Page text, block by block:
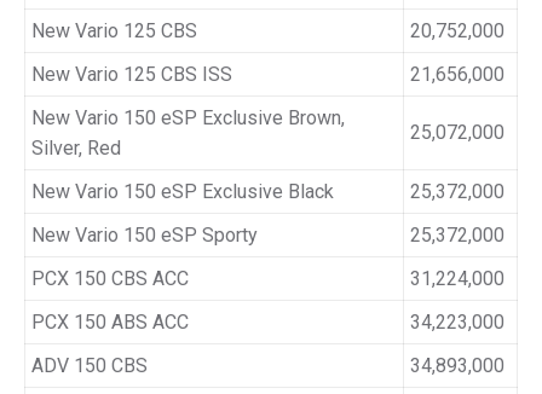
New Vario 125 CBS
20,752,000
New Vario 125 CBS ISS
21,656,000
New Vario 150 eSP Exclusive Brown,
Silver, Red
25,072,000
New Vario 150 eSP Exclusive Black
25,372,000
New Vario 150 eSP Sporty
25,372,000
PCX 150 CBS ACC
31,224,000
PCX 150 ABS ACC
34,223,000
ADV 150 CBS
34,893,000